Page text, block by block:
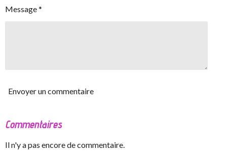
Message *
Envoyer un commentaire
Commentaires
Il n'y a pas encore de commentaire.